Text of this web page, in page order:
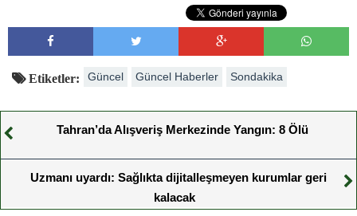
Etiketler: Güncel Güncel Haberler Sondakika
Tahran’da Alışveriş Merkezinde Yangın: 8 Ölü
Uzmanı uyardı: Sağlıkta dijitalleşmeyen kurumlar geri
kalacak